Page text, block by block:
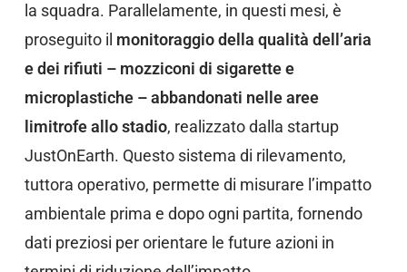
la squadra. Parallelamente, in questi mesi, è
proseguito il monitoraggio della qualità dell’aria
e dei rifiuti – mozziconi di sigarette e
microplastiche – abbandonati nelle aree
limitrofe allo stadio, realizzato dalla startup
JustOnEarth. Questo sistema di rilevamento,
tuttora operativo, permette di misurare l’impatto
ambientale prima e dopo ogni partita, fornendo
dati preziosi per orientare le future azioni in